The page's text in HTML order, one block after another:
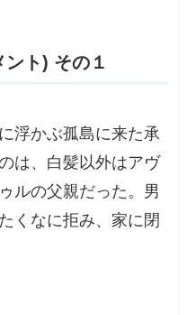
ト) その１
浮かぶ孤島に来た承
は、白髪以外はアヴ
ルの父親だった。男
くなに拒み、家に閉